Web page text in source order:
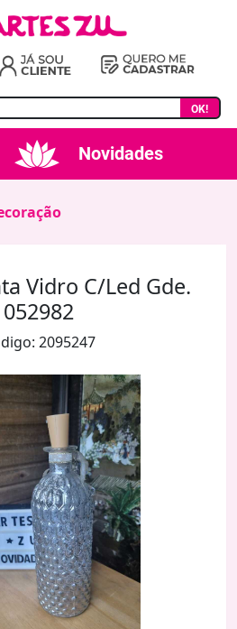
OK!
Novidades
Vidro C/Led Gde.
052982
2095247